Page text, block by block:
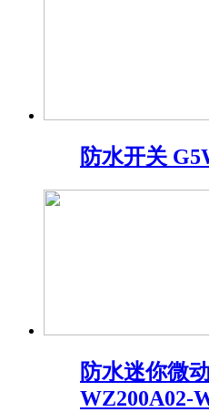
防水开关
防水迷你微
WZ200A02-